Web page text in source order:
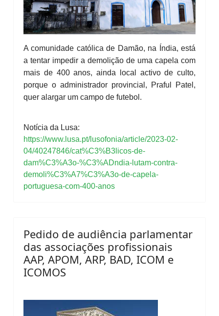
A comunidade católica de Damão, na Índia, está
a tentar impedir a demolição de uma capela com
mais de 400 anos, ainda local activo de culto,
porque o administrador provincial, Praful Patel,
quer alargar um campo de futebol.
Notícia da Lusa:
https://www.lusa.pt/lusofonia/article/2023-02-
04/40247846/cat%C3%B3licos-de-
dam%C3%A3o-%C3%ADndia-lutam-contra-
demoli%C3%A7%C3%A3o-de-capela-
portuguesa-com-400-anos
Pedido de audiência parlamentar
das associações profissionais
AAP, APOM, ARP, BAD, ICOM e
ICOMOS